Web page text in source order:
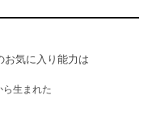
お気に入り能力は
ら生まれた